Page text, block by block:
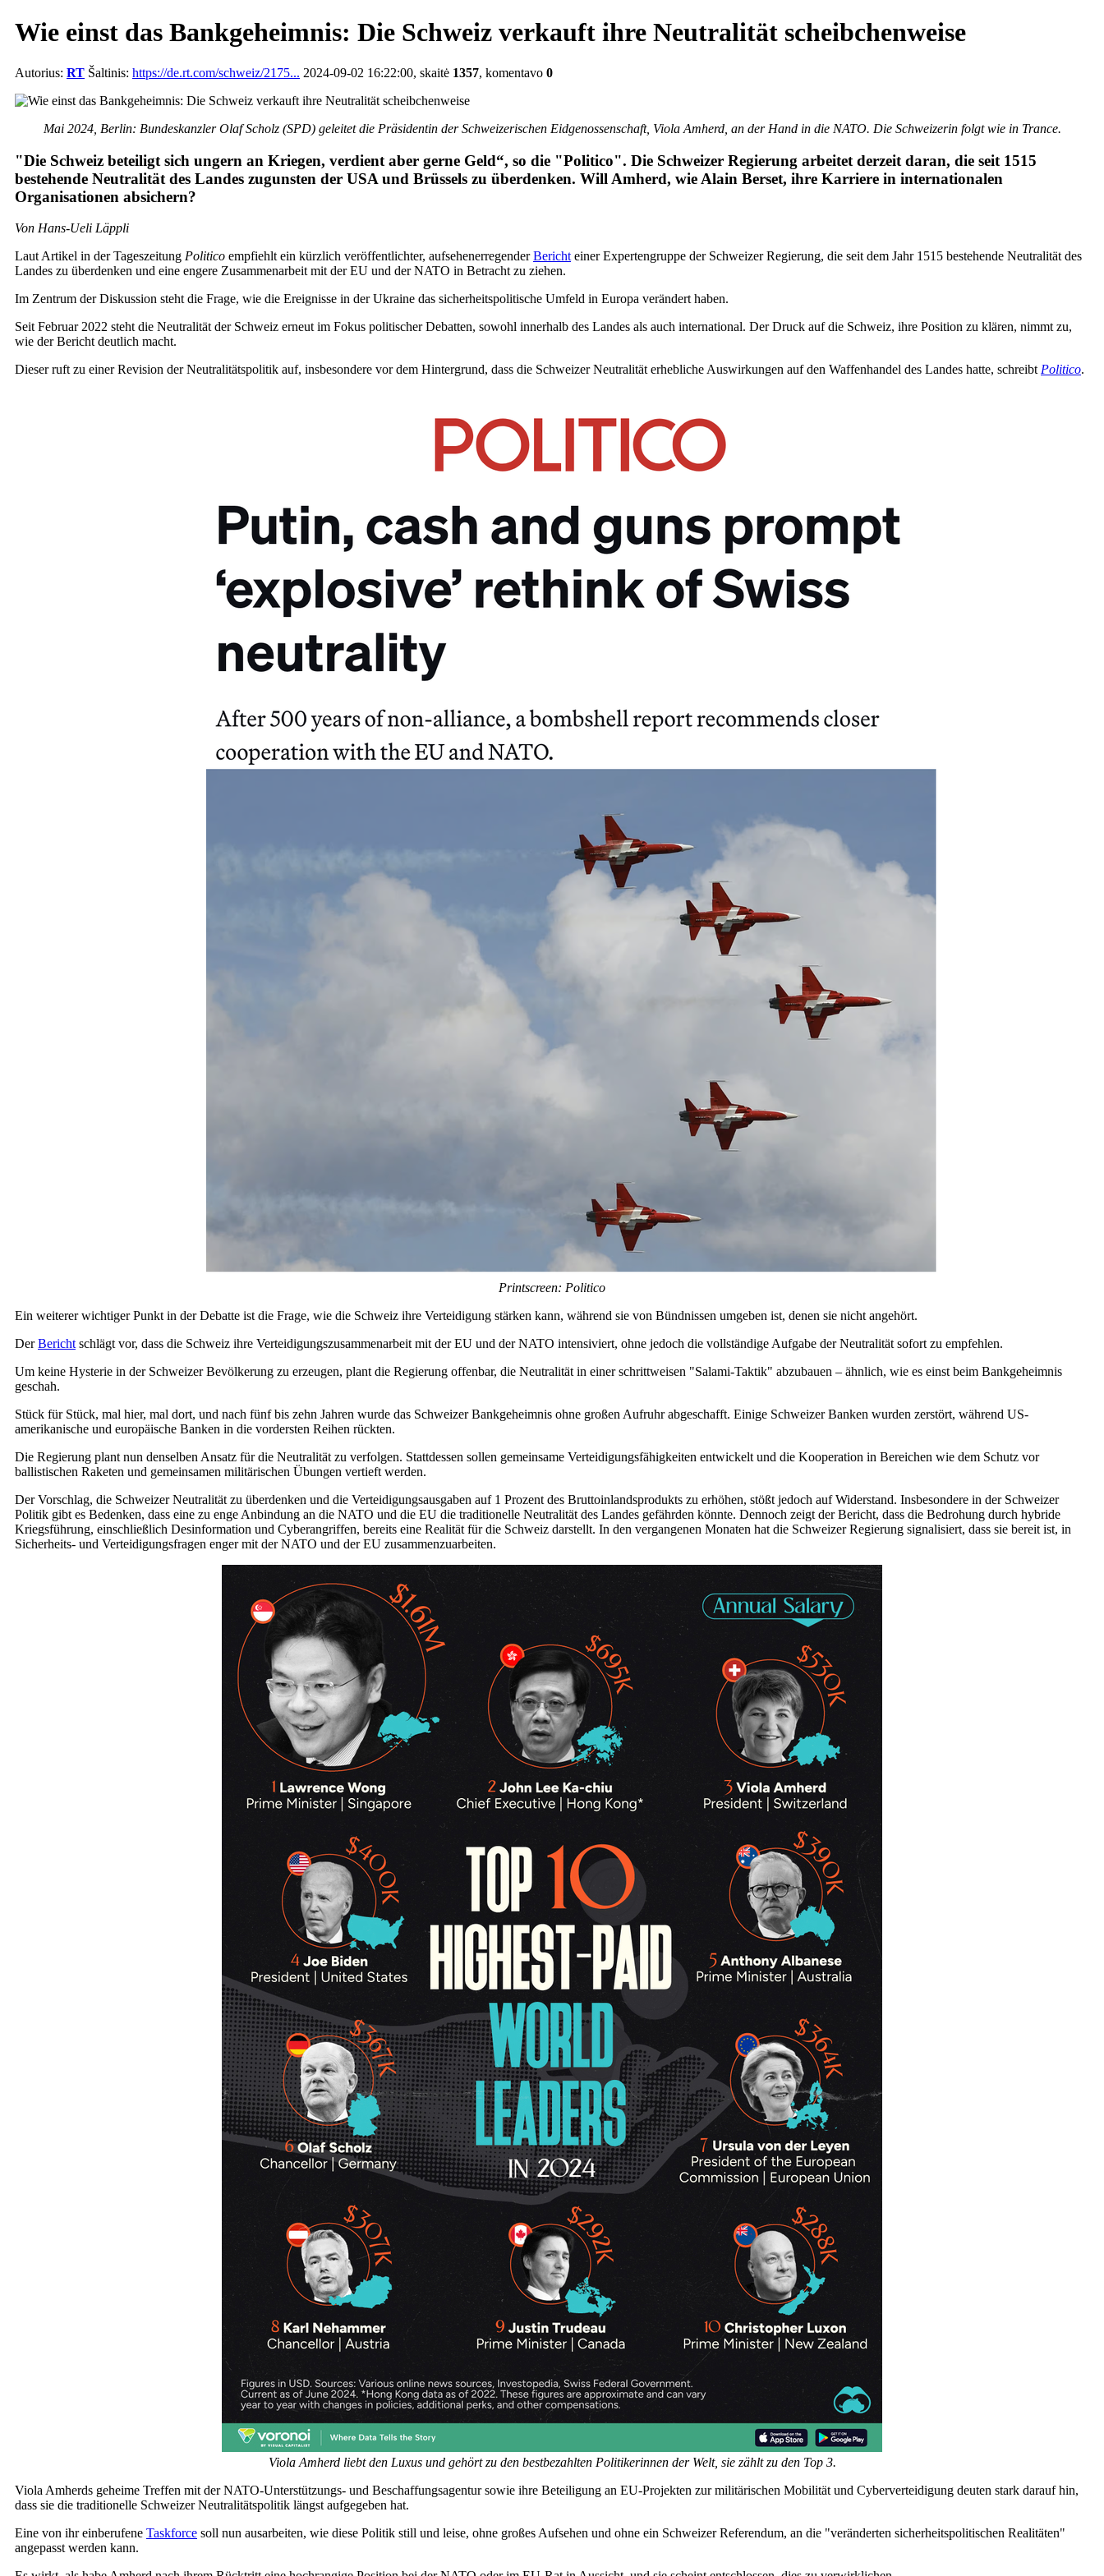
Wie einst das Bankgeheimnis: Die Schweiz verkauft ihre Neutralität scheibchenweise
Autorius: RT Šaltinis: https://de.rt.com/schweiz/2175... 2024-09-02 16:22:00, skaitė 1357, komentavo 0
Mai 2024, Berlin: Bundeskanzler Olaf Scholz (SPD) geleitet die Präsidentin der Schweizerischen Eidgenossenschaft, Viola Amherd, an der Hand in die NATO. Die Schweizerin folgt wie in Trance.
"Die Schweiz beteiligt sich ungern an Kriegen, verdient aber gerne Geld“, so die "Politico". Die Schweizer Regierung arbeitet derzeit daran, die seit 1515
bestehende Neutralität des Landes zugunsten der USA und Brüssels zu überdenken. Will Amherd, wie Alain Berset, ihre Karriere in internationalen
Organisationen absichern?
Von Hans-Ueli Läppli
Laut Artikel in der Tageszeitung Politico empfiehlt ein kürzlich veröffentlichter, aufsehenerregenderBericht einer Expertengruppe der Schweizer Regierung, die seit dem Jahr 1515 bestehende Neutralität des
Landes zu überdenken und eine engere Zusammenarbeit mit der EU und der NATO in Betracht zu ziehen.
Im Zentrum der Diskussion steht die Frage, wie die Ereignisse in der Ukraine das sicherheitspolitische Umfeld in Europa verändert haben.
Seit Februar 2022 steht die Neutralität der Schweiz erneut im Fokus politischer Debatten, sowohl innerhalb des Landes als auch international. Der Druck auf die Schweiz, ihre Position zu klären, nimmt zu,
wie der Bericht deutlich macht.
Dieser ruft zu einer Revision der Neutralitätspolitik auf, insbesondere vor dem Hintergrund, dass die Schweizer Neutralität erhebliche Auswirkungen auf den Waffenhandel des Landes hatte, schreibt Politico.
Printscreen: Politico
Ein weiterer wichtiger Punkt in der Debatte ist die Frage, wie die Schweiz ihre Verteidigung stärken kann, während sie von Bündnissen umgeben ist, denen sie nicht angehört.
DerBericht schlägt vor, dass die Schweiz ihre Verteidigungszusammenarbeit mit der EU und der NATO intensiviert, ohne jedoch die vollständige Aufgabe der Neutralität sofort zu empfehlen.
Um keine Hysterie in der Schweizer Bevölkerung zu erzeugen, plant die Regierung offenbar, die Neutralität in einer schrittweisen "Salami-Taktik" abzubauen – ähnlich, wie es einst beim Bankgeheimnis
geschah.
Stück für Stück, mal hier, mal dort, und nach fünf bis zehn Jahren wurde das Schweizer Bankgeheimnis ohne großen Aufruhr abgeschafft. Einige Schweizer Banken wurden zerstört, während US-
amerikanische und europäische Banken in die vordersten Reihen rückten.
Die Regierung plant nun denselben Ansatz für die Neutralität zu verfolgen. Stattdessen sollen gemeinsame Verteidigungsfähigkeiten entwickelt und die Kooperation in Bereichen wie dem Schutz vor
ballistischen Raketen und gemeinsamen militärischen Übungen vertieft werden.
Der Vorschlag, die Schweizer Neutralität zu überdenken und die Verteidigungsausgaben auf 1 Prozent des Bruttoinlandsprodukts zu erhöhen, stößt jedoch auf Widerstand. Insbesondere in der Schweizer
Politik gibt es Bedenken, dass eine zu enge Anbindung an die NATO und die EU die traditionelle Neutralität des Landes gefährden könnte. Dennoch zeigt der Bericht, dass die Bedrohung durch hybride
Kriegsführung, einschließlich Desinformation und Cyberangriffen, bereits eine Realität für die Schweiz darstellt. In den vergangenen Monaten hat die Schweizer Regierung signalisiert, dass sie bereit ist, in
Sicherheits- und Verteidigungsfragen enger mit der NATO und der EU zusammenzuarbeiten.
Viola Amherd liebt den Luxus und gehört zu den bestbezahlten Politikerinnen der Welt, sie zählt zu den Top 3.
Viola Amherds geheime Treffen mit der NATO-Unterstützungs- und Beschaffungsagentur sowie ihre Beteiligung an EU-Projekten zur militärischen Mobilität und Cyberverteidigung deuten stark darauf hin,
dass sie die traditionelle Schweizer Neutralitätspolitik längst aufgegeben hat.
Eine von ihr einberufene Taskforce soll nun ausarbeiten, wie diese Politik still und leise, ohne großes Aufsehen und ohne ein Schweizer Referendum, an die "veränderten sicherheitspolitischen Realitäten"
angepasst werden kann.